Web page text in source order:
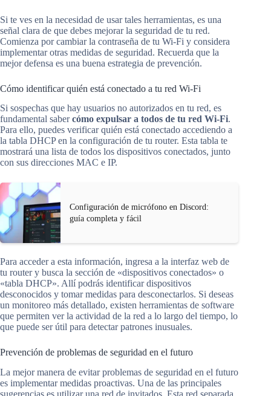
Si te ves en la necesidad de usar tales herramientas, es una
señal clara de que debes mejorar la seguridad de tu red.
Comienza por cambiar la contraseña de tu Wi-Fi y considera
implementar otras medidas de seguridad. Recuerda que la
mejor defensa es una buena estrategia de prevención.
Cómo identificar quién está conectado a tu red Wi-Fi
Si sospechas que hay usuarios no autorizados en tu red, es
fundamental sabercómo expulsar a todos de tu red Wi-Fi.
Para ello, puedes verificar quién está conectado accediendo a
la tabla DHCP en la configuración de tu router. Esta tabla te
mostrará una lista de todos los dispositivos conectados, junto
con sus direcciones MAC e IP.
Configuración de micrófono en Discord:
guía completa y fácil
Para acceder a esta información, ingresa a la interfaz web de
tu router y busca la sección de «dispositivos conectados» o
«tabla DHCP». Allí podrás identificar dispositivos
desconocidos y tomar medidas para desconectarlos. Si deseas
un monitoreo más detallado, existen herramientas de software
que permiten ver la actividad de la red a lo largo del tiempo, lo
que puede ser útil para detectar patrones inusuales.
Prevención de problemas de seguridad en el futuro
La mejor manera de evitar problemas de seguridad en el futuro
es implementar medidas proactivas. Una de las principales